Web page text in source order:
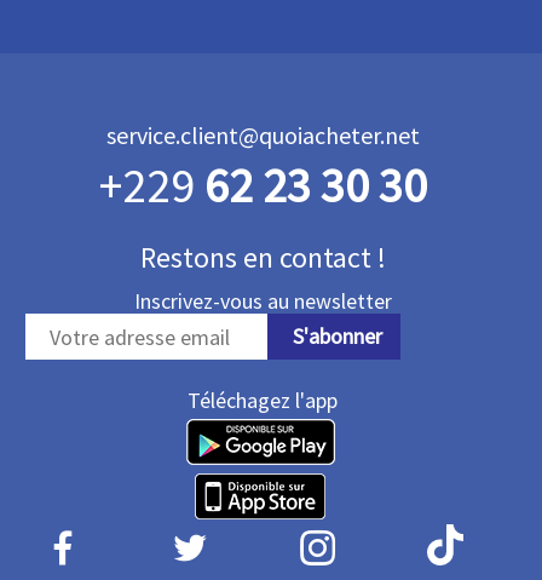
service.client@quoiacheter.net
+229 62 23 30 30
Restons en contact !
Inscrivez-vous au newsletter
S'abonner
Téléchagez l'app